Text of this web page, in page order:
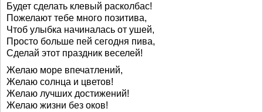
Будет сделать клевый расколбас!
Пожелают тебе много позитива,
Чтоб улыбка начиналась от ушей,
Просто больше пей сегодня пива,
Сделай этот праздник веселей!
Желаю море впечатлений,
Желаю солнца и цветов!
Желаю лучших достижений!
Желаю жизни без оков!